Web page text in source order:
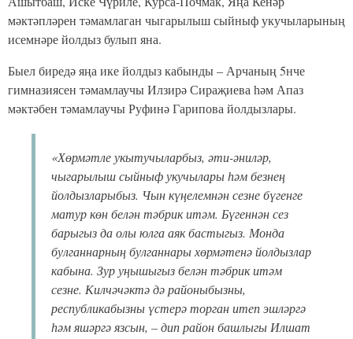
мәктәпләрен тәмамлаган чыгарылыш сыйныф укучыларының
исемнәре йолдыз булып яна.
Быел биредә яңа ике йолдыз кабынды – Арчаның 5нче
гимназиясен тәмамлаучы Илзирә Сираҗиева һәм Апаз
мәктәбен тәмамлаучы Руфинә Гарипова йолдызлары.
«Хөрмәтле укытучыларбыз, әти-әниләр,
чыгарылыш сыйныф укучылары һәм безнең
йолдызларыбыз. Чын күңелемнән сезне бүгенге
матур көн белән тәбрик итәм. Бүгеннән сез
барыгыз да олы юлга аяк бастыгыз. Монда
булганнарның булганнары хөрмәтенә йолдызлар
кабына. Зур уңышыгыз белән тәбрик итәм
сезне. Килчәчәктә дә районыбызны,
республикабызны үстерә торган итеп эшләргә
һәм яшәргә язсын, – дип район башлыгы Илшат